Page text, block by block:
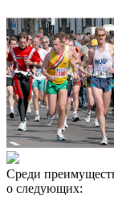
Среди
о следующих: